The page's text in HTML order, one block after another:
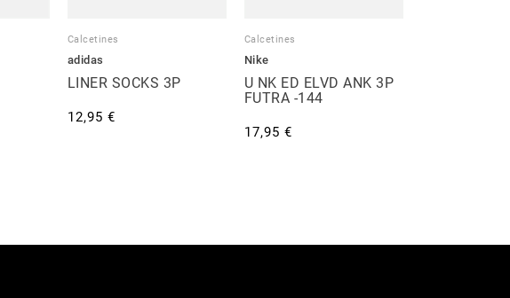
Calcetines
adidas
LINER SOCKS 3P
12,95 €
Calcetines
Nike
U NK ED ELVD ANK 3P
FUTRA -144
17,95 €